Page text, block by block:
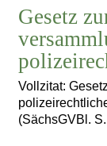
Gesetz
Vollzitat:
(SächsGVBl.